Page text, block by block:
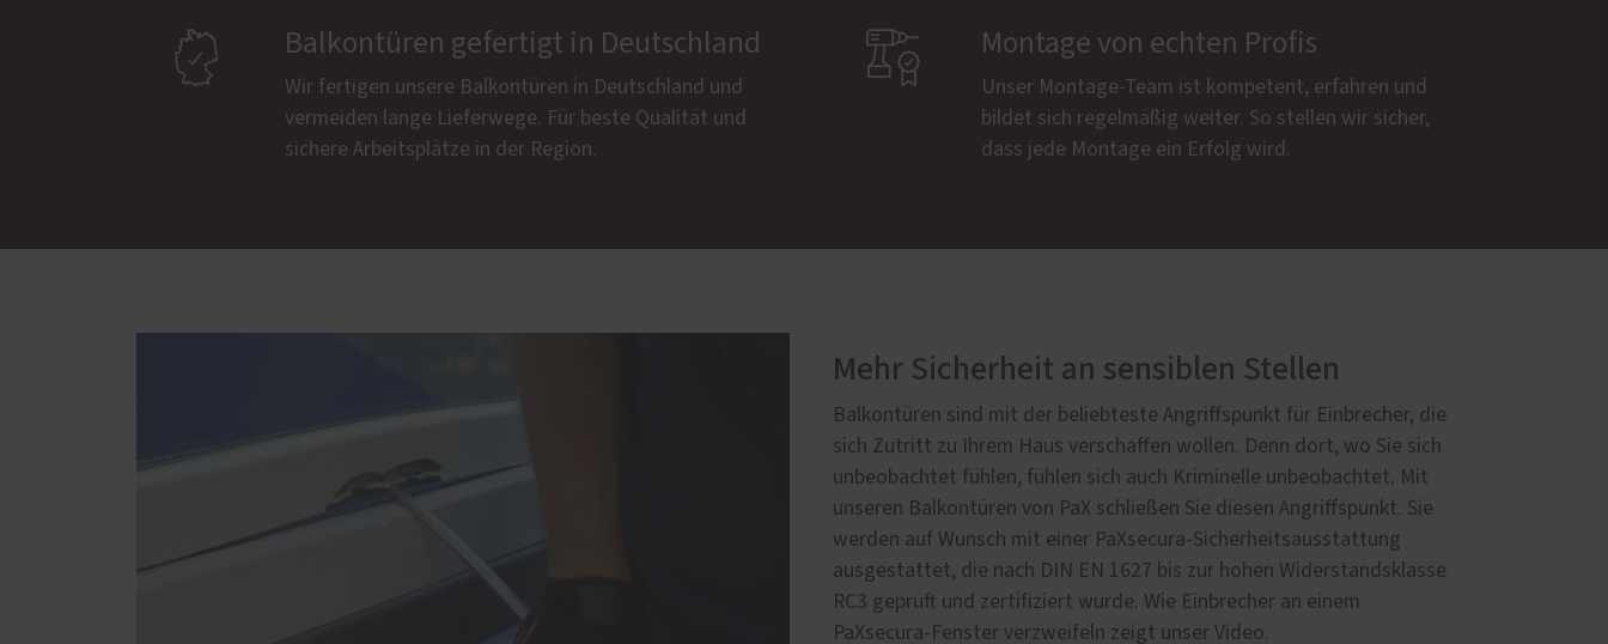
 Balkontüren gefertigt in Deutschland
Wir fertigen unsere Balkontüren in Deutschland und
vermeiden lange Lieferwege. Für beste Qualität und
sichere Arbeitsplätze in der Region.
 Montage von echten Profis
Unser Montage-Team ist kompetent, erfahren und
bildet sich regelmäßig weiter. So stellen wir sicher,
dass jede Montage ein Erfolg wird.
Mehr Sicherheit an sensiblen Stellen
Balkontüren sind mit der beliebteste Angriffspunkt für Einbrecher, die
sich Zutritt zu Ihrem Haus verschaffen wollen. Denn dort, wo Sie sich
unbeobachtet fühlen, fühlen sich auch Kriminelle unbeobachtet. Mit
unseren Balkontüren von PaX schließen Sie diesen Angriffspunkt. Sie
werden auf Wunsch mit einer PaXsecura-Sicherheitsausstattung
ausgestattet, die nach DIN EN 1627 bis zur hohen Widerstandsklasse
RC3 geprüft und zertifiziert wurde. Wie Einbrecher an einem
PaXsecura-Fenster verzweifeln zeigt unser Video.